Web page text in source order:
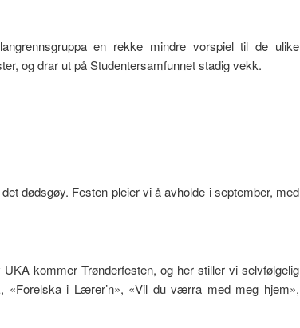
en rekke mindre vorspiel til de ulike
og drar ut på Studentersamfunnet stadig vekk.
dødsgøy. Festen pleier vi å avholde i september, med
kommer Trønderfesten, og her stiller vi selvfølgelig
i Lærer’n», «Vil du værra med meg hjem»,